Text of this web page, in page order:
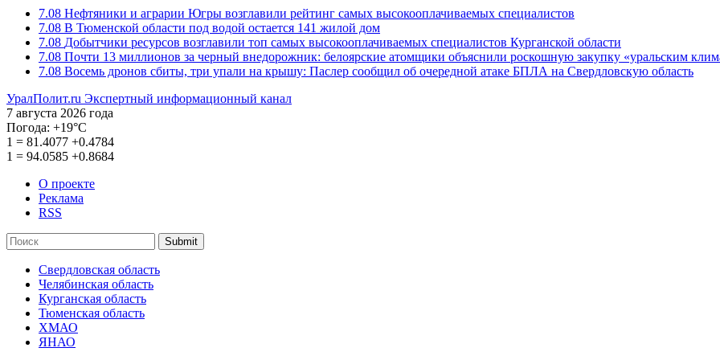
7.08 Нефтяники и аграрии Югры возглавили рейтинг самых высокооплачиваемых специалистов
7.08 В Тюменской области под водой остается 141 жилой дом
7.08 Добытчики ресурсов возглавили топ самых высокооплачиваемых специалистов Курганской области
7.08 Почти 13 миллионов за черный внедорожник: белоярские атомщики объяснили роскошную закупку «уральским
7.08 Восемь дронов сбиты, три упали на крышу: Паслер сообщил об очередной атаке БПЛА на Свердловскую область
УралПолит.ru Экспертный информационный канал
7 августа 2026 года
Погода: +19°С
1 = 81.4077 +0.4784
1 = 94.0585 +0.8684
О проекте
Реклама
RSS
Submit
Свердловская область
Челябинская область
Курганская область
Тюменская область
ХМАО
ЯНАО